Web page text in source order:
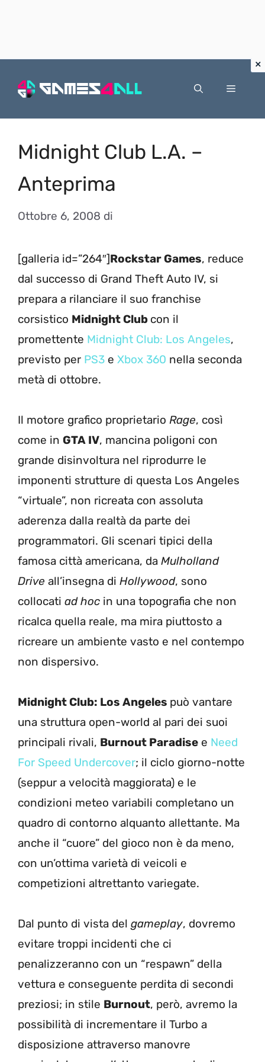
Menu
Midnight Club L.A. –
Anteprima
Ottobre 6, 2008 di
[galleria id=”264″]Rockstar Games, reduce
dal successo di Grand Theft Auto IV, si
prepara a rilanciare il suo franchise
corsistico Midnight Club con il
promettente Midnight Club: Los Angeles,
previsto per PS3 e Xbox 360 nella seconda
metà di ottobre.
Il motore grafico proprietario Rage, così
come in GTA IV, mancina poligoni con
grande disinvoltura nel riprodurre le
imponenti strutture di questa Los Angeles
“virtuale”, non ricreata con assoluta
aderenza dalla realtà da parte dei
programmatori. Gli scenari tipici della
famosa città americana, da Mulholland
Drive all’insegna di Hollywood, sono
collocati ad hoc in una topografia che non
ricalca quella reale, ma mira piuttosto a
ricreare un ambiente vasto e nel contempo
non dispersivo.
Midnight Club: Los Angeles può vantare
una struttura open-world al pari dei suoi
principali rivali, Burnout Paradise e Need
For Speed Undercover; il ciclo giorno-notte
(seppur a velocità maggiorata) e le
condizioni meteo variabili completano un
quadro di contorno alquanto allettante. Ma
anche il “cuore” del gioco non è da meno,
con un’ottima varietà di veicoli e
competizioni altrettanto variegate.
Dal punto di vista del gameplay, dovremo
evitare troppi incidenti che ci
penalizzeranno con un “respawn” della
vettura e conseguente perdita di secondi
preziosi; in stile Burnout, però, avremo la
possibilità di incrementare il Turbo a
disposizione attraverso manovre